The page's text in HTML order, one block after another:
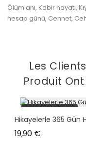
Ölüm anı, Kabir hayatı,
hesap günü, Cennet,
Les
Produit
plus en stock
Hikayelerle 365 Gün
19,90 €